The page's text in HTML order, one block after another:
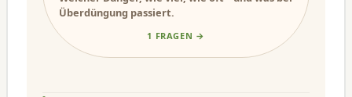
Überdüngung passiert.
1 FRAGEN →